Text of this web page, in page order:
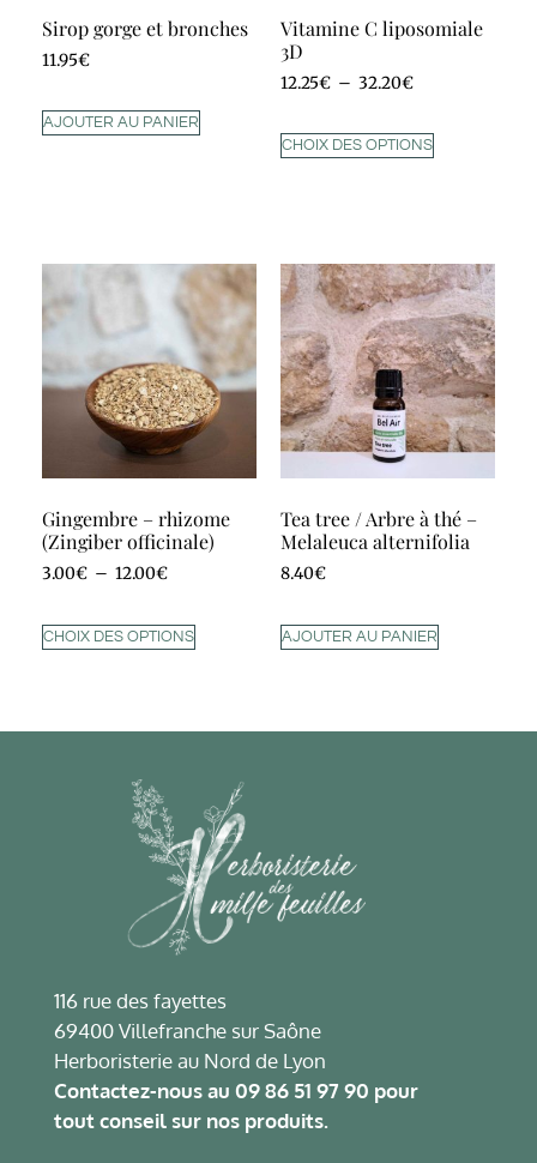
Sirop gorge et bronches
11.95€
AJOUTER AU PANIER
Vitamine C liposomiale
3D
12.25€ – 32.20€
CHOIX DES OPTIONS
Gingembre – rhizome
(Zingiber officinale)
3.00€ – 12.00€
CHOIX DES OPTIONS
Tea tree / Arbre à thé –
Melaleuca alternifolia
8.40€
AJOUTER AU PANIER
116 rue des fayettes
69400 Villefranche sur Saône
Herboristerie au Nord de Lyon
Contactez-nous au 09 86 51 97 90 pour
tout conseil sur nos produits.